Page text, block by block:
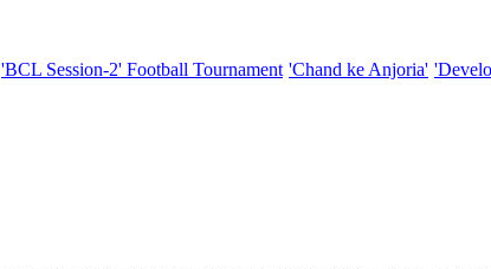
'BCL Session-2' Football Tournament 'Chand ke Anjoria'